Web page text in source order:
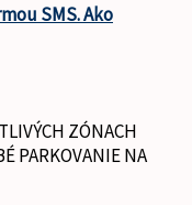
SMS. Ako
ZÓNACH
PARKOVANIE NA